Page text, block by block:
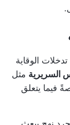
الوقاية
السريرية مثل
فيما يتعلق